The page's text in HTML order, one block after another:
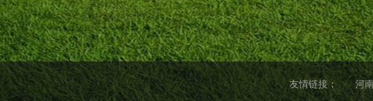
友情链接： 河